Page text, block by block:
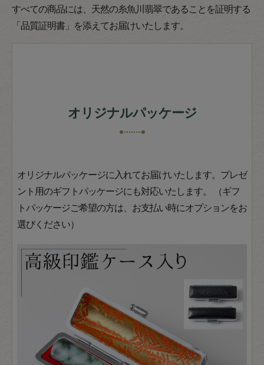
すべての商品には、天然の糸魚川翡翠であることを証明する
「品質証明書」を添えてお届けいたします。
オリジナルパッケージ
オリジナルパッケージに入れてお届けいたします。プレゼ
ント用のギフトパッケージにも対応いたします。 （ギフ
トパッケージご希望の方は、お支払い時にオプションをお
選びください）